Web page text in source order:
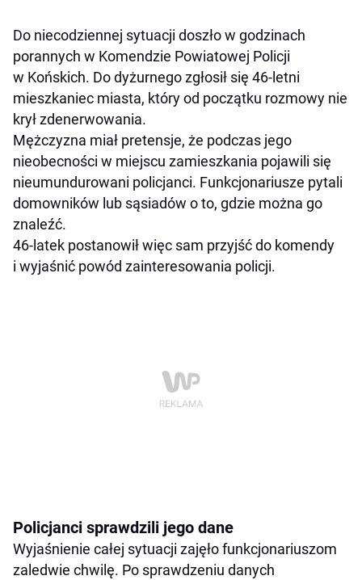
Do niecodziennej sytuacji doszło w godzinach
porannych w Komendzie Powiatowej Policji
w Końskich. Do dyżurnego zgłosił się 46-letni
mieszkaniec miasta, który od początku rozmowy nie
krył zdenerwowania.
Mężczyzna miał pretensje, że podczas jego
nieobecności w miejscu zamieszkania pojawili się
nieumundurowani policjanci. Funkcjonariusze pytali
domowników lub sąsiadów o to, gdzie można go
znaleźć.
46-latek postanowił więc sam przyjść do komendy
i wyjaśnić powód zainteresowania policji.
Policjanci sprawdzili jego dane
Wyjaśnienie całej sytuacji zajęło funkcjonariuszom
zaledwie chwilę. Po sprawdzeniu danych